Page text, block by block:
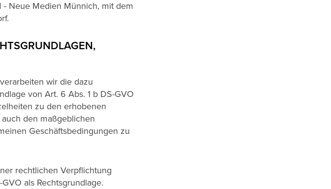
- Neue Medien Münnich, mit dem
wir die dazu
von Art. 6 Abs. 1 b DS-GVO
zu den erhobenen
den maßgeblichen
Geschäftsbedingungen zu
rechtlichen Verpflichtung
als Rechtsgrundlage.